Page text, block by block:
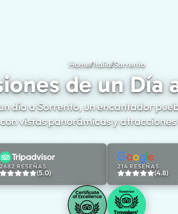
Home/Italia/Sorrento
de un Día
día a Sorrento, un encantador
con vistas panorámicas y
2682 RESEÑAS
(5.0)
214 RESEÑAS
(4.8)